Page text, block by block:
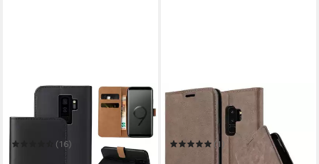
TEC-EXPERT
Handyhülle Klapp Hülle für
Samsung Galaxy S9
(16)
CADORABO
Handyhülle für Samsung
Galaxy S9 PLUS Hülle
(1)
UVP 16,99 €